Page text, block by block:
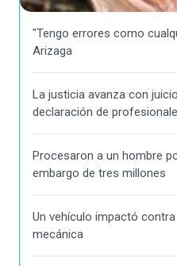
"Tengo errores como
Arizaga
La justicia avanza con
declaración de
Procesaron a un hombre
embargo de tres millones
Un vehículo impactó
mecánica